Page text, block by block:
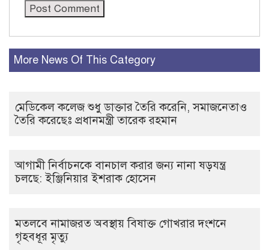
More News Of This Category
মেডিকেল কলেজ শুধু ডাক্তার তৈরি করেনি, সমাজনেতাও
তৈরি করেছেঃ প্রধানমন্ত্রী তারেক রহমান
আগামী নির্বাচনকে বানচাল করার জন্য নানা ষড়যন্ত্র
চলছে: ইঞ্জিনিয়ার ইশরাক হোসেন
মতলবে নামাজরত অবস্থায় বিষাক্ত গোখরার দংশনে
গৃহবধূর মৃত্যু